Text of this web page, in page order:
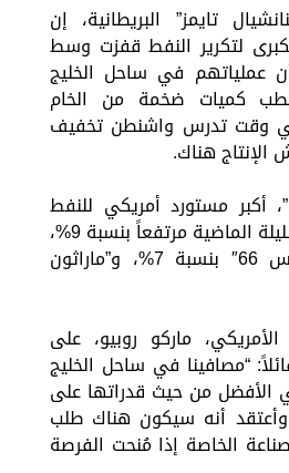
تايمز” البريطانية، إن
لتكرير النفط قفزت وسط
عملياتهم في ساحل الخليج
كميات ضخمة من الخام
في وقت تدرس واشنطن تخفيف
الإنتاج هناك.
أكبر مستورد أمريكي للنفط
الفنزويلي، تعاملات الليلة الماضية مرتفعاً بنسبة 9%،
وزادت أسهم “فيليبس 66″ بنسبة 7%، و”ماراثون
ماركو روبيو، على
“مصافينا في ساحل الخليج
الأفضل من حيث قدراتها على
وأعتقد أنه سيكون هناك طلب
الخاصة إذا مُنحت الفرصة